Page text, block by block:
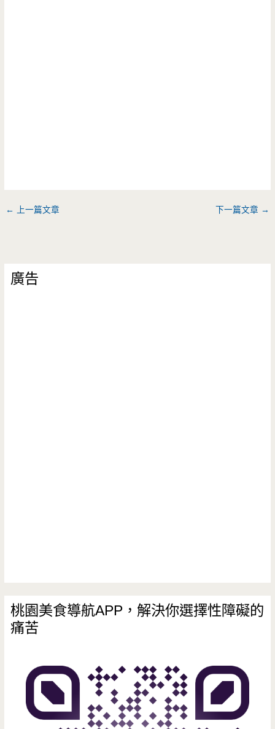
← 上一篇文章 下一篇文章 →
廣告
桃園美食導航APP，解決你選擇性障礙的
痛苦